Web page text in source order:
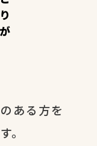
ある方を
。